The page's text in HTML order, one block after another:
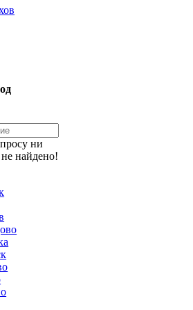
ни
найдено!